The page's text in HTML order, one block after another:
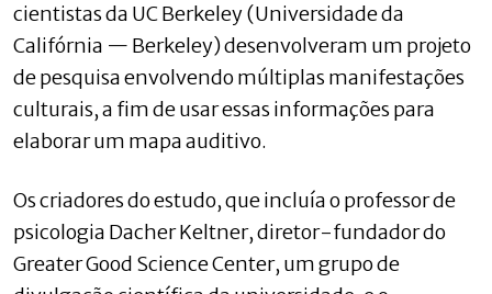
cientistas da UC Berkeley (Universidade da
Califórnia — Berkeley) desenvolveram um projeto
de pesquisa envolvendo múltiplas manifestações
culturais, a fim de usar essas informações para
elaborar um mapa auditivo.
Os criadores do estudo, que incluía o professor de
psicologia Dacher Keltner, diretor-fundador do
Greater Good Science Center, um grupo de